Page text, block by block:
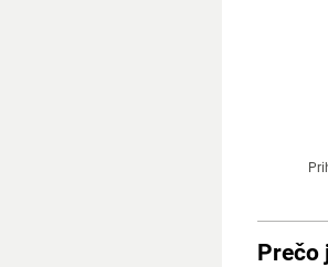
Prečo